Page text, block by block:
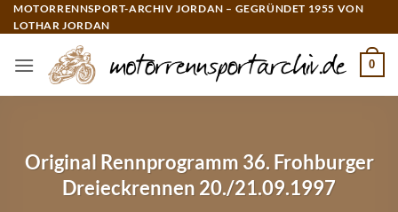
Zum
Inhalt
MOTORRENNSPORT-ARCHIV JORDAN – GEGRÜNDET 1955 VON
LOTHAR JORDAN
0
Original Rennprogramm 36. Frohburger
Dreieckrennen 20./21.09.1997